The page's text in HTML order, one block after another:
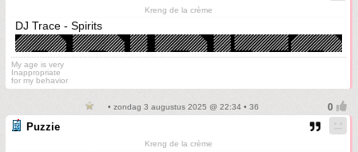
Kreng de la crème
DJ Trace - Spirits
My age is very
Inappropriate
for my behavior
• zondag 3 augustus 2025 @ 22:34 • 36
Puzzie
Kreng de la crème